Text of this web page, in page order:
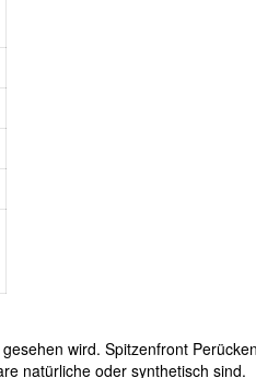
wird. Spitzenfront
natürliche oder synthetisch sind.